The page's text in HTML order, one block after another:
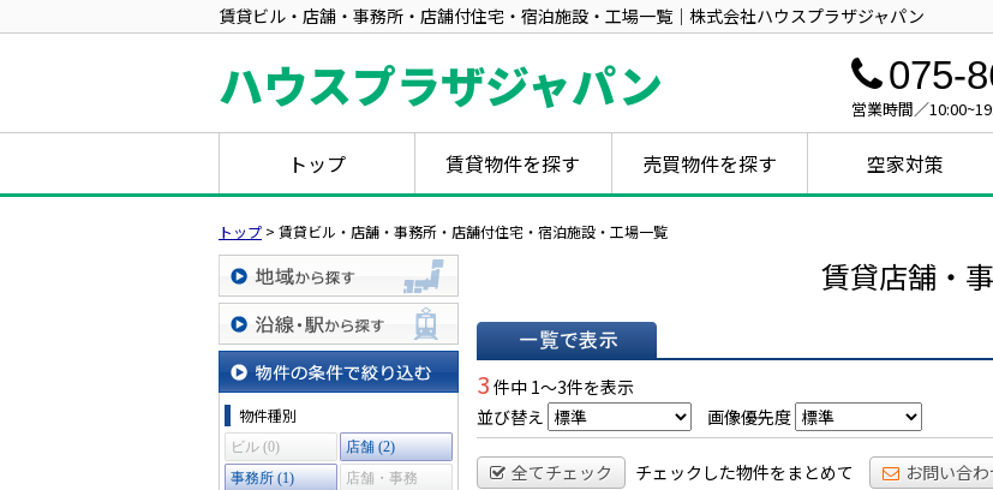
賃貸ビル・店舗・事務所・店舗付住宅・宿泊施設・工場一覧｜株式会社ハウスプラザジャパン
ハウスプラザジャパン 075-
営業時間／
トップ 賃貸物件を探す 売買物件を探す 空家対策
トップ > 賃貸ビル・店舗・事務所・店舗付住宅・宿泊施設・工場一覧
地域から探す
沿線・駅から探す
物件の条件で絞り込む
物件種別
ビル (0)
店舗 (2)
事務所 (1)
店舗・事務
賃貸店舗・
3 件中 1～3件を表示
並び替え
画像優先度
全てチェック チェックした物件をまとめて お問い合わ